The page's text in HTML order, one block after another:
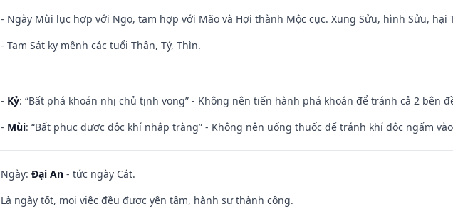
- Ngày Mùi lục hợp với Ngọ, tam hợp với Mão và Hợi thành Mộc cục. Xung Sửu, hình Sửu, hại
- Tam Sát kỵ mệnh các tuổi Thân, Tý, Thìn.
- Kỷ: “Bất phá khoán nhị chủ tịnh vong” - Không nên tiến hành phá khoán để tránh cả 2 bên
- Mùi: “Bất phục dược độc khí nhập tràng” - Không nên uống thuốc để tránh khí độc ngấm
Ngày: Đại An - tức ngày Cát.
Là ngày tốt, mọi việc đều được yên tâm, hành sự thành công.